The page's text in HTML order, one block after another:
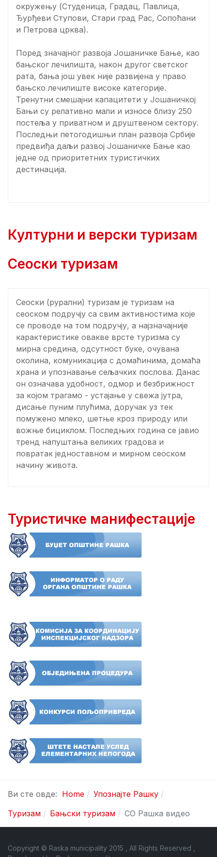
окружењу (Студеница, Градац, Павлица,
Ђурђеви Ступови, Стари град Рас, Сопоћани
и Петрова црква).
Поред значајног развоја Јошаничке Бање, као
бањског лечилишта, након другог светског
рата, бања још увек није развијена у право
бањско лечилиште високе категорије.
Тренутни смешајни капацитети у Јошаничкој
Бањи су релативно мали и износе близу 250
постеља у приватном и друштвеном сектору.
Последњи петогодишњи план развоја Србије
предвиђа даљи развој Јошаничке Бање као
једне од приоритетних туристичких
дестинација.
Културни и верски туризам
Сеоски туризам
Сеоски (рурални) туризам је туризам на
сеоском подручју са свим активностима које
се проводе на том подручју, а најзначајније
карактеристике овакве врсте туризма су
мирна средина, одсутност буке, очувана
околина, комуникација с домаћинима, домаћа
храна и упознавање сељачких послова. Данас
он означава удобност, одмор и безбрижност
за којом трагамо - устајање у свежа јутра,
дисање пуним плућима, доручак уз тек
помужено млеко, шетње кроз природу или
вожње бициклом. Последњих година се јавио
тренд напуштања великих градова и
повратак једноставном и мирном сеоском
начину живота.
Туристичке манифестације
Ви сте овде: Home
Упознајте Рашку
Туризам
Бањски туризам СО Рашка видео
Copyright © Raska municipality 2015 , All Rights Reserved ,